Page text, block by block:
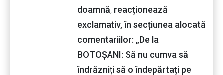
doamnă, reacționează
exclamativ, în secțiunea alocată
comentariilor: „De la
BOTOȘANI: Să nu cumva să
îndrăzniți să o îndepărtați pe